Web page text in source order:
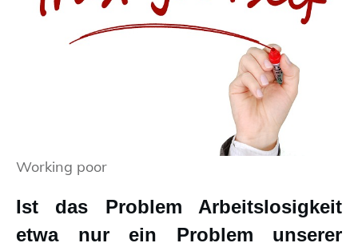
Working poor
Ist das Problem Arbeitslosigkeit
etwa nur ein Problem unserer